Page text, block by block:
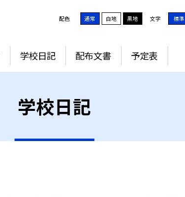
配色 通常 白地 黒地 文字 標準
学校日記 配布文書 予定表
学校日記